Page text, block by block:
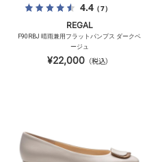
4.4（7）
REGAL
F90RBJ 晴雨兼用フラットパンプス ダークベ
ージュ
¥22,000（税込）